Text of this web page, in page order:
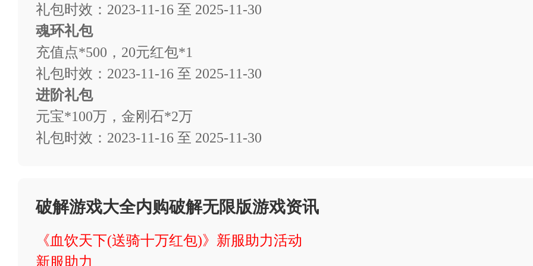
免费首充：新用户注册后，一些内购破解无限版游戏app会提供一
验到充值带来的游戏内好处。
游戏论坛与攻略：一些内购破解无限版游戏app内置了游戏论坛，
略，共同解决游戏中的难题。
简洁的交互设计：内购破解无限版游戏app通常具有简洁的界面设
游戏资源丰富：这类app通常提供了丰富的游戏资源，包括各种类
的小众游戏。
礼包时效：2023-11-16 至 2025-11-30
魂环礼包
充值点*500，20元红包*1
礼包时效：2023-11-16 至 2025-11-30
进阶礼包
元宝*100万，金刚石*2万
礼包时效：2023-11-16 至 2025-11-30
破解游戏大全内购破解无限版游戏资讯
《血饮天下(送骑十万红包)》新服助力活动
新服助力